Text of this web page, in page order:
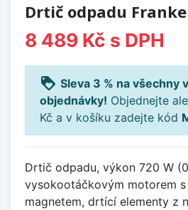
Drtič odpadu
8 489 Kč s DPH
loyalty Sleva 3 % na všechny
objednávky! Objednejte
Kč a v košíku zadejte kód
Drtič odpadu, výkon 720 W
vysokootáčkovým motorem s
magnetem, drtící elementy z